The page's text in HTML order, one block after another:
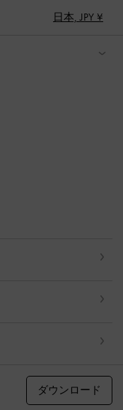
日本, JPY ¥
ダウンロード